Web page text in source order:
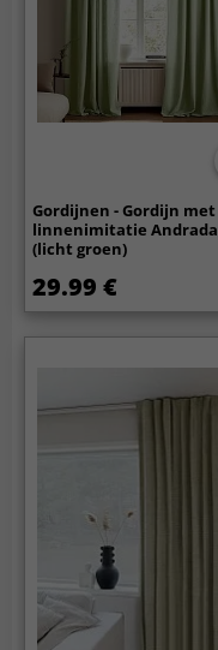
Gordijnen - Gordijn met
linnenimitatie Andrada
(licht groen)
29.99 €